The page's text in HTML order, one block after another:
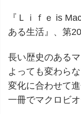
『Ｌｉｆｅ is
ある生活』、第
長い歴史のある
よっても変わら
変化に合わせて
一冊でマクロビ